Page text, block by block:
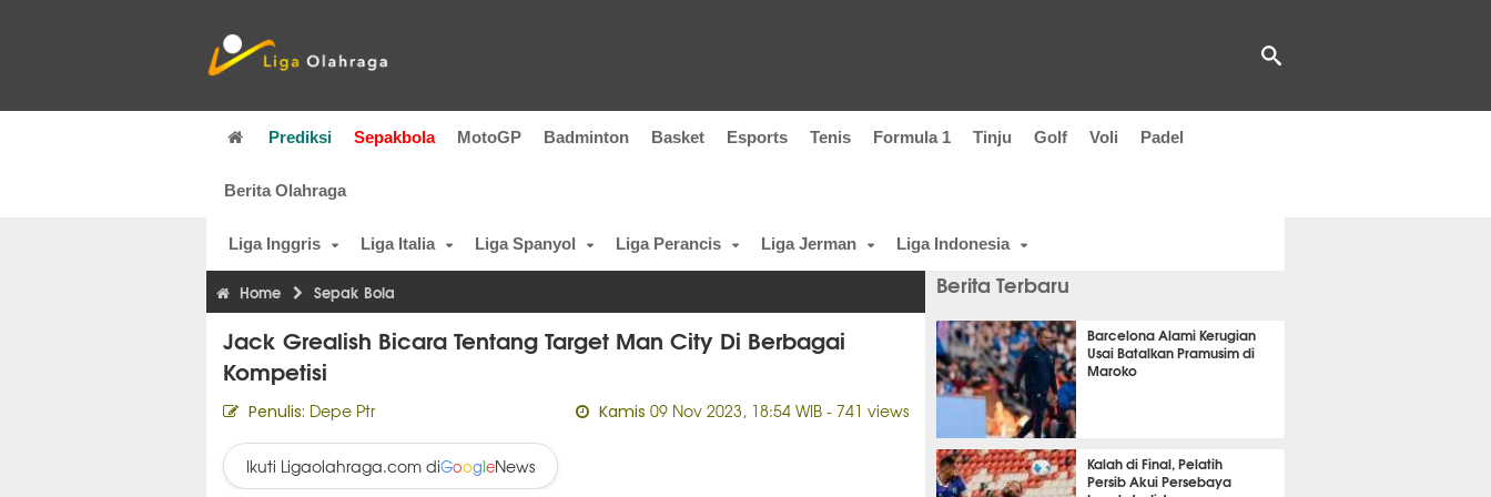
Prediksi Sepakbola MotoGP Badminton Basket Esports Tenis Formula 1 Tinju Golf Voli Padel
Berita Olahraga
Liga Inggris Liga Italia Liga Spanyol Liga Perancis Liga Jerman Liga Indonesia
Home Sepak Bola
Jack Grealish Bicara Tentang Target Man City Di Berbagai
Kompetisi
Penulis: Depe Ptr Kamis 09 Nov 2023, 18:54 WIB- 741 views
Ikuti Ligaolahraga.com diGoogleNews
Berita Terbaru
Barcelona Alami Kerugian
Usai Batalkan Pramusim di
Maroko
12 menit 53 detik lalu
Kalah di Final, Pelatih
Persib Akui Persebaya